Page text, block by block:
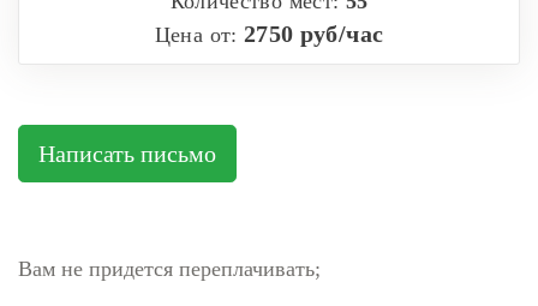
Цена от: 2750 руб/час
Написать письмо
Вам не придется переплачивать;